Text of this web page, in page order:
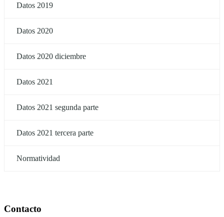
Datos 2019
Datos 2020
Datos 2020 diciembre
Datos 2021
Datos 2021 segunda parte
Datos 2021 tercera parte
Normatividad
Contacto